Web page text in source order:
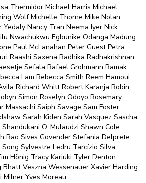
Thermidor Michael Harris Michael
Wolf Michelle Thorne Mike Nolan
Yedaly Nancy Tran Neema Iyer Nick
Nwachukwu Egbunike Odanga Madung
Paul McLanahan Peter Guest Petra
Raashi Saxena Radhika Radhakrishnan
Sefala Rafael Grohmann Ramak
Lam Rebecca Smith Reem Hamoui
Richard Whitt Robert Karanja Robin
Simon Roselyn Odoyo Rosemary
Massachi Saiph Savage Sam Foster
Sarah Kiden Sarah Vasquez Sascha
O. Mulaudzi Shawn Cole
Rao Sives Govender Stefania Delprete
Sylvestre Ledru Tarcízio Silva
Hönig Tracy Kariuki Tyler Denton
Veszna Wessenauer Xavier Harding
Milner Yves Moreau